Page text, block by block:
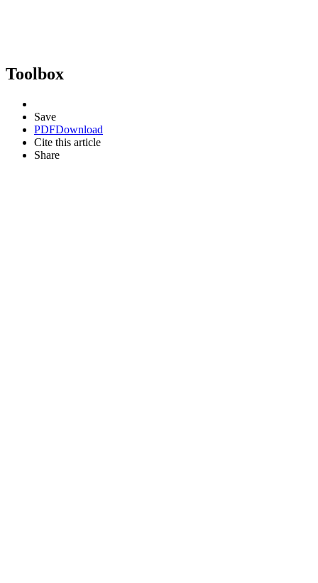
Toolbox
Save
PDFDownload
Cite this article
Share